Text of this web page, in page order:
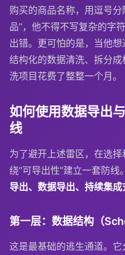
购买的商品名称，用逗号
品”，他不得不写复杂的字
出错。更可怕的是，当他
结构化的数据清洗、拆分
洗项目花费了整整一个月。
如何使用数据导出
线
为了避开上述雷区，在选
绕“可导出性”建立一套防线
导出、数据导出、持续集成
第一层：数据结构（
这是最基础的逃生通道。